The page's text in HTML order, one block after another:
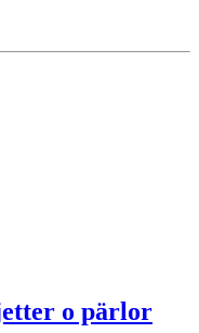
o pärlor